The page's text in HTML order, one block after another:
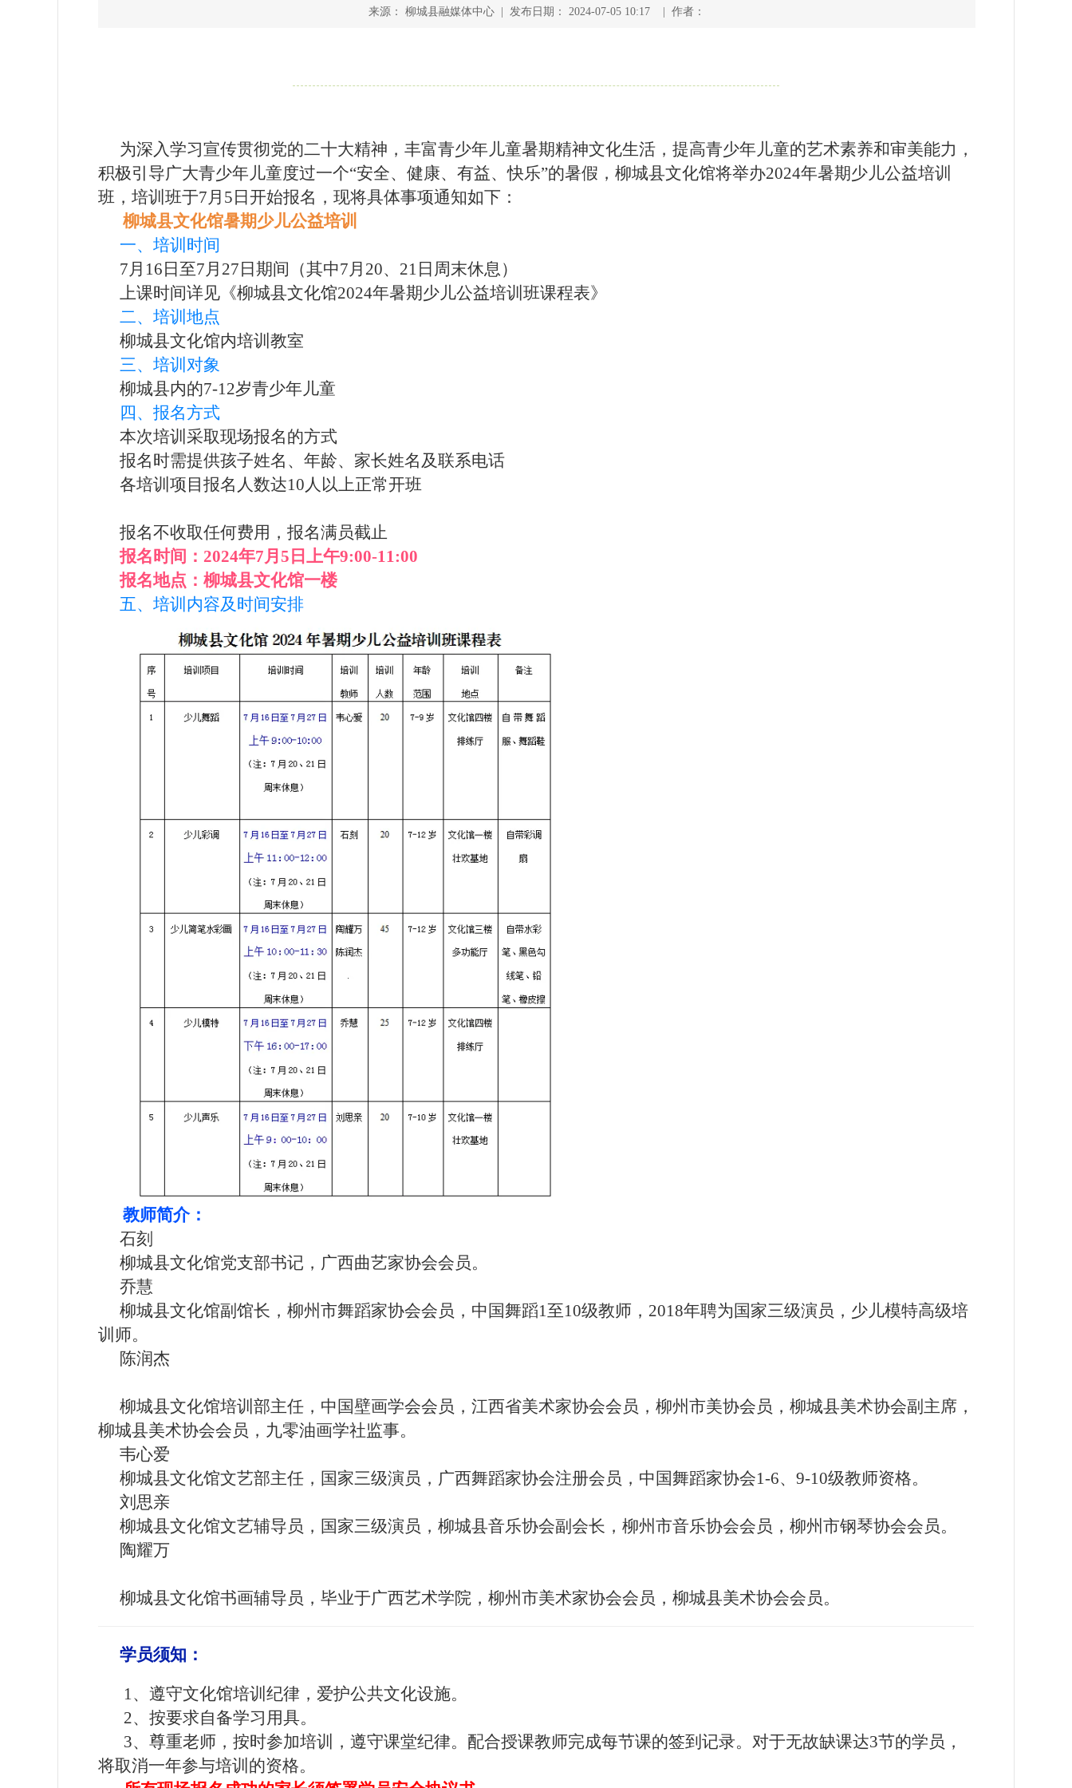
来源： 柳城县融媒体中心 | 发布日期： 2024-07-05 10:17 | 作者：
为深入学习宣传贯彻党的二十大精神，丰富青少年儿童暑期精神文化生活，提高青少年儿童的艺术素养和审美能力，
积极引导广大青少年儿童度过一个“安全、健康、有益、快乐”的暑假，柳城县文化馆将举办2024年暑期少儿公益培训
班，培训班于7月5日开始报名，现将具体事项通知如下：
柳城县文化馆暑期少儿公益培训
一、培训时间
7月16日至7月27日期间（其中7月20、21日周末休息）
上课时间详见《柳城县文化馆2024年暑期少儿公益培训班课程表》
二、培训地点
柳城县文化馆内培训教室
三、培训对象
柳城县内的7-12岁青少年儿童
四、报名方式
本次培训采取现场报名的方式
报名时需提供孩子姓名、年龄、家长姓名及联系电话
各培训项目报名人数达10人以上正常开班
报名不收取任何费用，报名满员截止
报名时间：2024年7月5日上午9:00-11:00
报名地点：柳城县文化馆一楼
五、培训内容及时间安排
教师简介：
石刻
柳城县文化馆党支部书记，广西曲艺家协会会员。
乔慧
柳城县文化馆副馆长，柳州市舞蹈家协会会员，中国舞蹈1至10级教师，2018年聘为国家三级演员，少儿模特高级培
训师。
陈润杰
柳城县文化馆培训部主任，中国壁画学会会员，江西省美术家协会会员，柳州市美协会员，柳城县美术协会副主席，
柳城县美术协会会员，九零油画学社监事。
韦心爱
柳城县文化馆文艺部主任，国家三级演员，广西舞蹈家协会注册会员，中国舞蹈家协会1-6、9-10级教师资格。
刘思亲
柳城县文化馆文艺辅导员，国家三级演员，柳城县音乐协会副会长，柳州市音乐协会会员，柳州市钢琴协会会员。
陶耀万
柳城县文化馆书画辅导员，毕业于广西艺术学院，柳州市美术家协会会员，柳城县美术协会会员。
学员须知：
1、遵守文化馆培训纪律，爱护公共文化设施。
2、按要求自备学习用具。
3、尊重老师，按时参加培训，遵守课堂纪律。配合授课教师完成每节课的签到记录。对于无故缺课达3节的学员，
将取消一年参与培训的资格。